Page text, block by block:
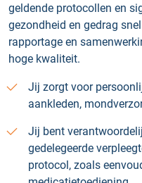
geldende protocollen en
gezondheid en gedrag
rapportage en
hoge kwaliteit.
Jij zorgt voor
aankleden,
Jij bent
gedelegeerde
protocol, zoals